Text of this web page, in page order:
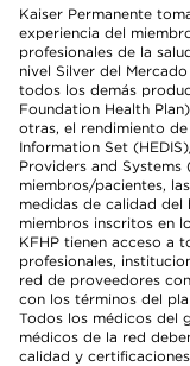
Kaiser Permanente
experiencia del
profesionales de la
nivel Silver del
todos los demás
Foundation Health
otras, el rendimiento
Information Set
Providers and Systems
miembros/pacientes,
medidas de calidad del
miembros inscritos en
KFHP tienen acceso a
profesionales,
red de proveedores
con los términos del
Todos los médicos del
médicos de la red
calidad y